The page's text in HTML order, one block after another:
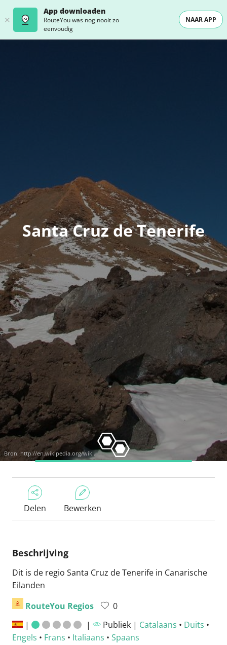
App downloaden
RouteYou was nog nooit zo
eenvoudig
NAAR APP
Santa Cruz de Tenerife
Bron: http://en.wikipedia.org/wik...
Delen Bewerken
Beschrijving
Dit is de regio Santa Cruz de Tenerife in Canarische
Eilanden
RouteYou Regios
0
|
| Publiek | Catalaans • Duits •
Engels • Frans • Italiaans • Spaans